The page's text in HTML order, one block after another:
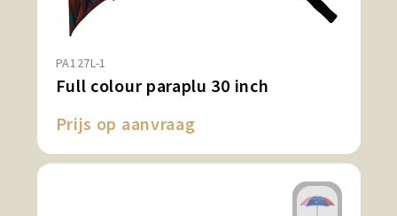
PA127L-1
Full colour paraplu 30 inch
Prijs op aanvraag